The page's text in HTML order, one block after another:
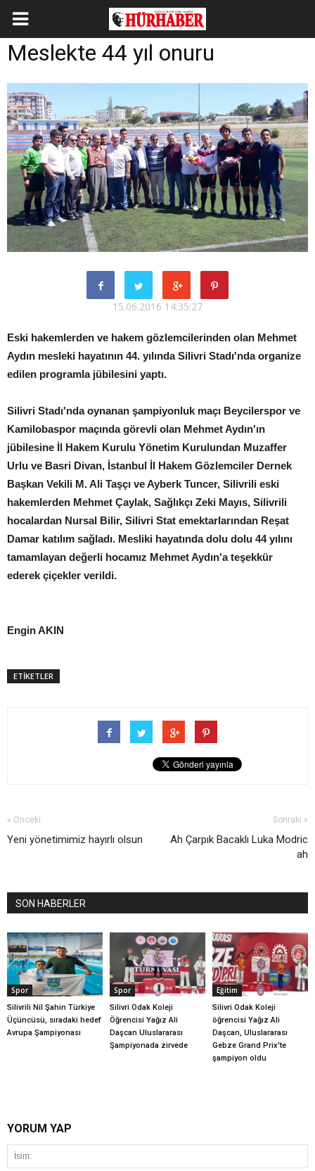
Meslekte 44 yıl onuru
15.06.2016 14:35:27
Eski hakemlerden ve hakem gözlemcilerinden olan Mehmet
Aydın mesleki hayatının 44. yılında Silivri Stadı'nda organize
edilen programla jübilesini yaptı.
Silivri Stadı'nda oynanan şampiyonluk maçı Beycilerspor ve
Kamilobaspor maçında görevli olan Mehmet Aydın'ın
jübilesine İl Hakem Kurulu Yönetim Kurulundan Muzaffer
Urlu ve Basri Divan, İstanbul İl Hakem Gözlemciler Dernek
Başkan Vekili M. Ali Taşçı ve Ayberk Tuncer, Silivrili eski
hakemlerden Mehmet Çaylak, Sağlıkçı Zeki Mayıs, Silivrili
hocalardan Nursal Bilir, Silivri Stat emektarlarından Reşat
Damar katılım sağladı. Mesliki hayatında dolu dolu 44 yılını
tamamlayan değerli hocamız Mehmet Aydın'a teşekkür
ederek çiçekler verildi.
Engin AKIN
ETİKETLER
« Önceki
Yeni yönetimimiz hayırlı olsun
Sonraki »
Ah Çarpık Bacaklı Luka Modric
ah
SON HABERLER
Spor
Silivrili Nil Şahin Türkiye
Üçüncüsü, sıradaki hedef
Avrupa Şampiyonası
Spor
Silivri Odak Koleji
Öğrencisi Yağız Ali
Daşcan Uluslararası
Şampiyonada zirvede
Eğitim
Silivri Odak Koleji
öğrencisi Yağız Ali
Daşcan, Uluslararası
Gebze Grand Prix'te
şampiyon oldu
YORUM YAP